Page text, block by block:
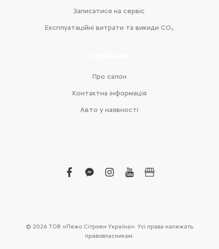
Записатися на сервіс
Експлуатаційні витрати та викиди CO₂
Про салон
Контактна інформація
Авто у наявності
facebook
facebook-
instagram
youtubebusiness
© 2026 ТОВ «Пежо Сітроен Україна». Усі права належать
правовласникам.